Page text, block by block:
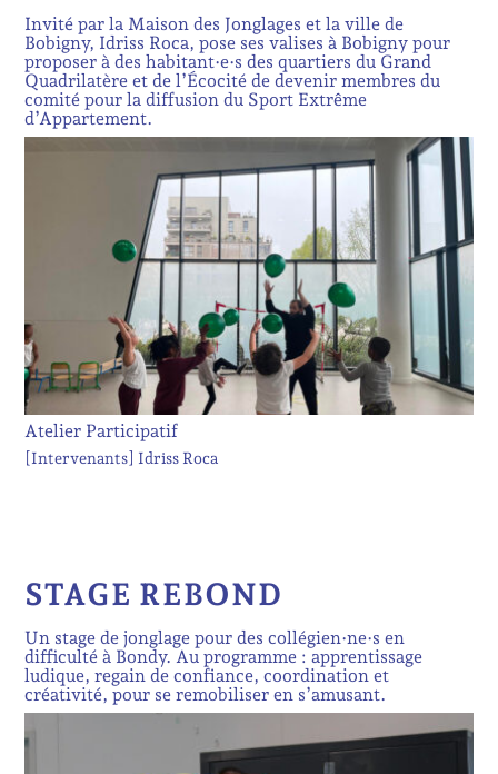
Invité par la Maison des Jonglages et la ville de
Bobigny, Idriss Roca, pose ses valises à Bobigny pour
proposer à des habitant·e·s des quartiers du Grand
Quadrilatère et de l’Écocité de devenir membres du
comité pour la diffusion du Sport Extrême
d’Appartement.
Atelier Participatif
[Intervenants] Idriss Roca
STAGE REBOND
Un stage de jonglage pour des collégien·ne·s en
difficulté à Bondy. Au programme : apprentissage
ludique, regain de confiance, coordination et
créativité, pour se remobiliser en s’amusant.